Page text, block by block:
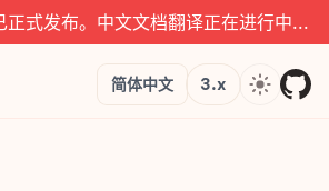
发布。中文文档翻译正在进行中...
Languages
简体中文 Version
3.x Theme